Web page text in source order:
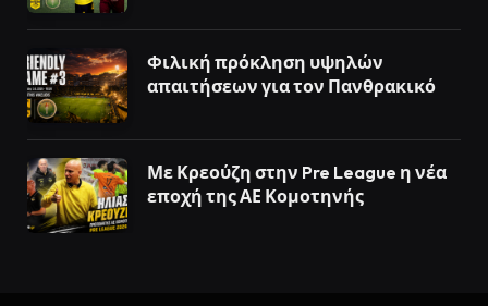
Φιλική πρόκληση υψηλών
απαιτήσεων για τον Πανθρακικό
Με Κρεούζη στην Pre League η νέα
εποχή της ΑΕ Κομοτηνής